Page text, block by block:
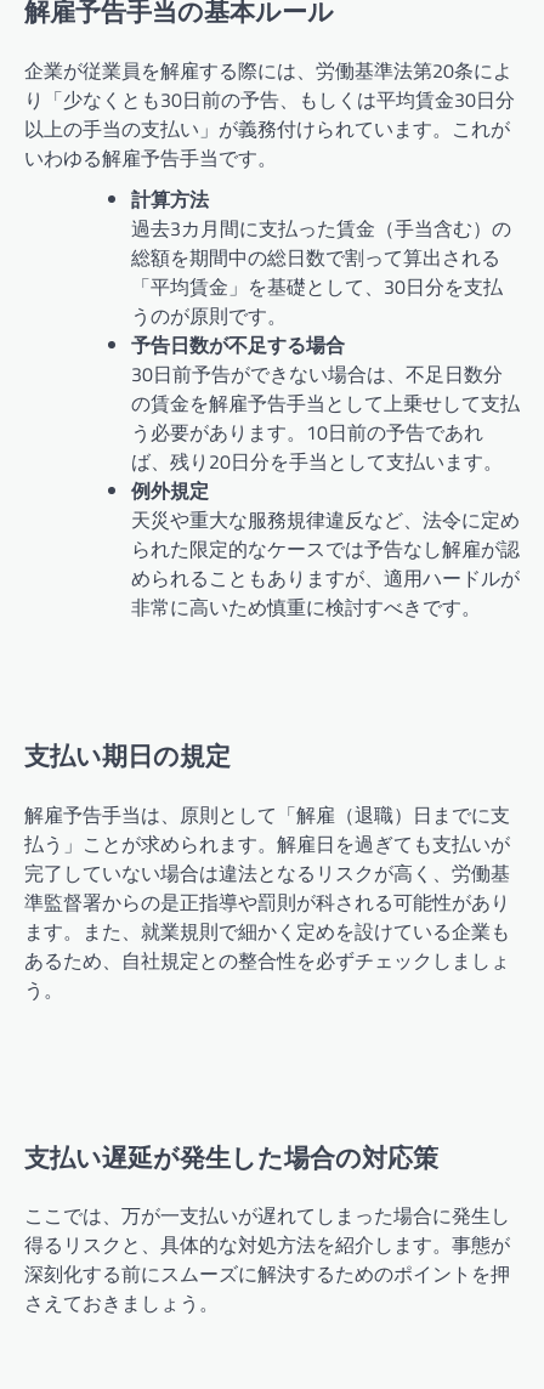
解雇予告手当の基本ルール
企業が従業員を解雇する際には、労働基準法第20条によ
り「少なくとも30日前の予告、もしくは平均賃金30日分
以上の手当の支払い」が義務付けられています。これが
いわゆる解雇予告手当です。
計算方法
過去3カ月間に支払った賃金（手当含む）の
総額を期間中の総日数で割って算出される
「平均賃金」を基礎として、30日分を支払
うのが原則です。
予告日数が不足する場合
30日前予告ができない場合は、不足日数分
の賃金を解雇予告手当として上乗せして支払
う必要があります。10日前の予告であれ
ば、残り20日分を手当として支払います。
例外規定
天災や重大な服務規律違反など、法令に定め
られた限定的なケースでは予告なし解雇が認
められることもありますが、適用ハードルが
非常に高いため慎重に検討すべきです。
支払い期日の規定
解雇予告手当は、原則として「解雇（退職）日までに支
払う」ことが求められます。解雇日を過ぎても支払いが
完了していない場合は違法となるリスクが高く、労働基
準監督署からの是正指導や罰則が科される可能性があり
ます。また、就業規則で細かく定めを設けている企業も
あるため、自社規定との整合性を必ずチェックしましょ
う。
支払い遅延が発生した場合の対応策
ここでは、万が一支払いが遅れてしまった場合に発生し
得るリスクと、具体的な対処方法を紹介します。事態が
深刻化する前にスムーズに解決するためのポイントを押
さえておきましょう。